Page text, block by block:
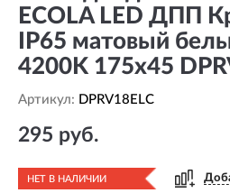
ECOLA LED ДПП
IP65 матовый
4200K 175x45
Артикул: DPRV18ELC
295 руб.
НЕТ В НАЛИЧИИ